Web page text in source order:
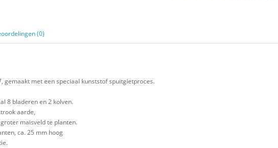
(0)
gemaakt met een speciaal kunststof spuitgietproces.
8 bladeren en 2 kolven.
aarde,
maisveld te planten.
ca. 25 mm hoog